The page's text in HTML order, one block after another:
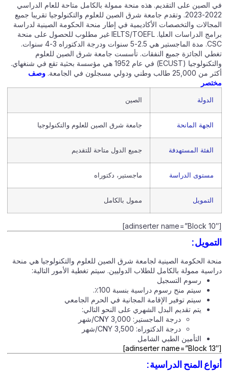
الصين على التقديم. هذه منحة ممولة بالكامل متاحة للعام الدراسي
2022-2023. وتقدم جامعة شرق الصين للعلوم والتكنولوجيا تقريبا جميع
والتخصصات الأكاديمية في إطار منحة الحكومة الصينية لدراسة
برامج الدراسات العليا. IELTS/TOEFL غير مطلوب للحصول على منحة
CSC. مدة الماجستير هي 2.5-5 سنوات ودرجة الدكتوراه 3-4 سنوات.
الجائزة جميع النفقات. تأسست جامعة شرق الصين للعلوم
والتكنولوجيا (ECUST) في عام 1952 هي مؤسسة بحثية تقع في شنغهاي.
25,000 طالب وطني ودولي مسجلون في الجامعة.
وصف
الدولة الصين
الجهة المانحة جامعة شرق الصين للعلوم والتكنولوجيا
الفئة المستهدفة جميع الدول متاحة للتقديم
مستوى الدراسة ماجستير، دكتوراه
التمويل ممول بالكامل
الحكومة الصينية لجامعة شرق الصين للعلوم والتكنولوجيا هي منحة
ممولة بالكامل للطلاب الدوليين. سيتم تغطية الأمور التالية:
رسوم التسجيل
سيتم منح رسوم دراسية بنسبة 100٪.
سيتم توفير الإقامة المجانية في الحرم الجامعي
يتم تقديم البدل الشهري على النحو التالي:
درجة الماجستير: 3,000 CNY/شهر
درجة الدكتوراه: 3,500 CNY/شهر
التأمين الطبي الشامل
المنح الدراسية: